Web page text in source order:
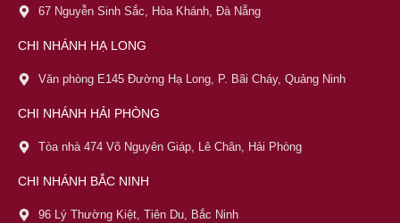
67 Nguyễn Sinh Sắc, Hòa Khánh, Đà Nẵng
CHI NHÁNH HẠ LONG
Văn phòng E145 Đường Hạ Long, P. Bãi Cháy, Quảng Ninh
CHI NHÁNH HẢI PHÒNG
Tòa nhà 474 Võ Nguyên Giáp, Lê Chân, Hải Phòng
CHI NHÁNH BẮC NINH
96 Lý Thường Kiệt, Tiên Du, Bắc Ninh